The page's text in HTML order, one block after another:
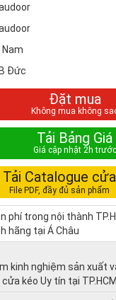
Đức
Đặt mua
Tải Bảng Giá
Tải Catalogue cửa
phí trong nội thành
hãng tại Á Châu
kinh nghiệm sản xuất
cửa kéo Uy tín tại TP.HCM